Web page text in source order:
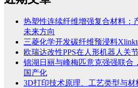
热塑性连续纤维增强复合材料：
未来方向
三菱化学开发碳纤维预浸料
欧瑞达改性PPS在人形机器人关
锦湖日丽与峰梅匹意克强强联合
国产化
3D打印技术原理、工艺类型与材